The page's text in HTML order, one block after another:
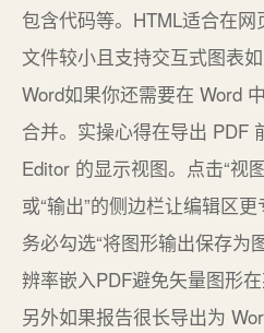
包含代码等。HTML适合在
文件较小且支持交互式图表
Word如果你还需要在 Word
合并。实操心得在导出 PDF
Editor 的显示视图。点击“视
或“输出”的侧边栏让编辑区
务必勾选“将图形输出保存为
辨率嵌入PDF避免矢量图形
另外如果报告很长导出为